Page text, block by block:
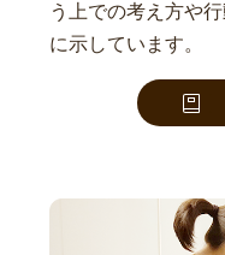
う上での考え方や
に示しています。